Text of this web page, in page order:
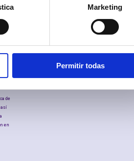
Marketing
Permitir todas